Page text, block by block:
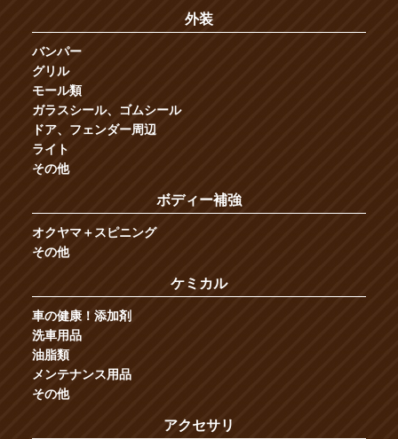
外装
バンパー
グリル
モール類
ガラスシール、ゴムシール
ドア、フェンダー周辺
ライト
その他
ボディー補強
オクヤマ＋スピニング
その他
ケミカル
車の健康！添加剤
洗車用品
油脂類
メンテナンス用品
その他
アクセサリ